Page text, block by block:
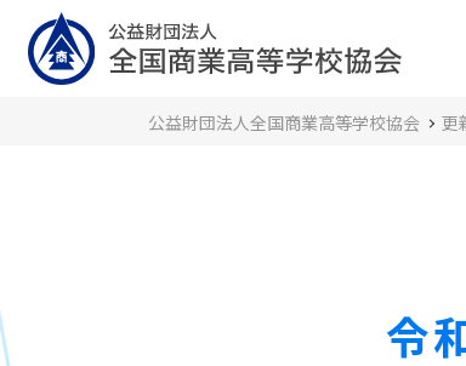
公益財団法人全国商業高等学校協会 更
令